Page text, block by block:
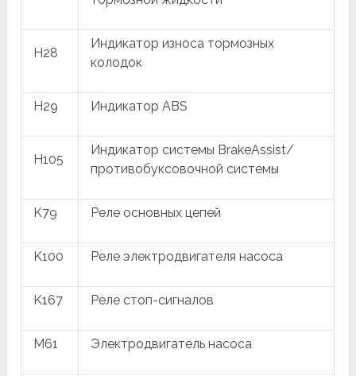
H28
Индикатор износа тормозных
колодок
H29 Индикатор ABS
H105
Индикатор системы BrakeAssist/
противобуксовочной системы
K79 Реле основных цепей
K100 Реле электродвигателя насоса
K167 Реле стоп-сигналов
M61 Электродвигатель насоса